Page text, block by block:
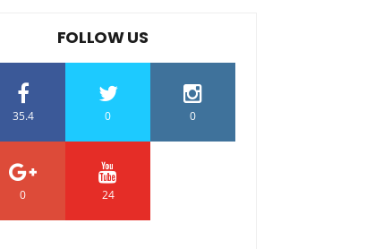
FOLLOW US
35.4 0 0
0 24